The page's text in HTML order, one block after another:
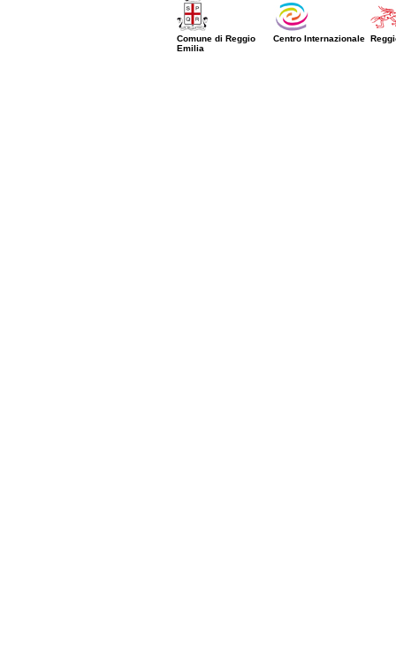
Comune di Reggio
Emilia
Centro Internazionale